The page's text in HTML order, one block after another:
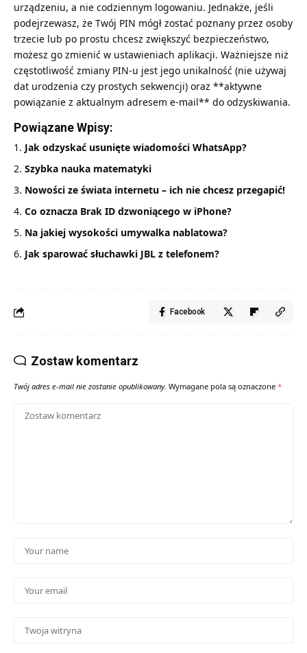
urządzeniu, a nie codziennym logowaniu. Jednakże, jeśli
podejrzewasz, że Twój PIN mógł zostać poznany przez osoby
trzecie lub po prostu chcesz zwiększyć bezpieczeństwo,
możesz go zmienić w ustawieniach aplikacji. Ważniejsze niż
częstotliwość zmiany PIN-u jest jego unikalność (nie używaj
dat urodzenia czy prostych sekwencji) oraz **aktywne
powiązanie z aktualnym adresem e-mail** do odzyskiwania.
Powiązane Wpisy:
Jak odzyskać usunięte wiadomości WhatsApp?
Szybka nauka matematyki
Nowości ze świata internetu – ich nie chcesz przegapić!
Co oznacza Brak ID dzwoniącego w iPhone?
Na jakiej wysokości umywalka nablatowa?
Jak sparować słuchawki JBL z telefonem?
Facebook
Zostaw komentarz
Twój adres e-mail nie zostanie opublikowany. Wymagane pola są oznaczone *